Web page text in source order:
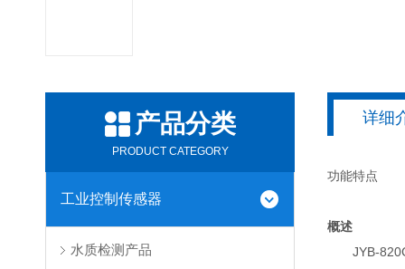
产品分类
PRODUCT CATEGORY
工业控制传感器
水质检测产品
详细
功能特点
概述
JYB-